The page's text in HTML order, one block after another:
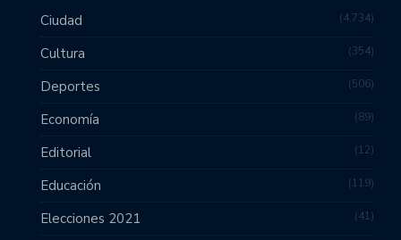
Ciudad 4,734
Cultura 354
Deportes 506
Economía 89
Editorial 12
Educación 119
Elecciones 2021 41